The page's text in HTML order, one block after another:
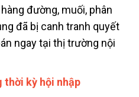
đường, muối, phân
đã bị canh tranh quyết
ngay tại thị trường nội
thời kỳ hội nhập